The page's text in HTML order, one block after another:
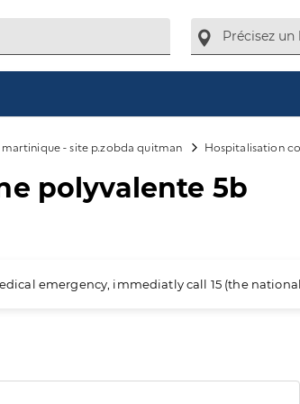
martinique - site p.zobda quitman Hospitalisation
polyvalente 5b
emergency, immediatly call 15 (the